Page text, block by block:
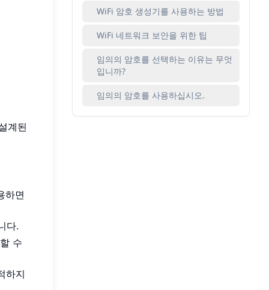
계된
하면
다.
수
하지
WiFi 암호 생성기를 사용하는 방법
WiFi 네트워크 보안을 위한 팁
임의의 암호를 선택하는 이유는 무엇
입니까?
임의의 암호를 사용하십시오.